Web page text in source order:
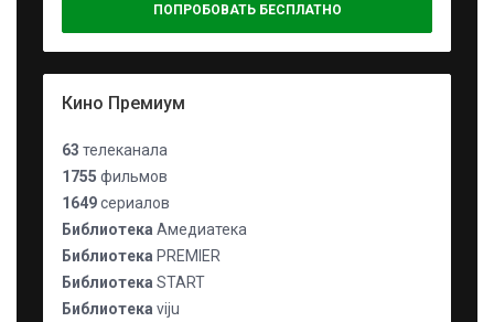
ПОПРОБОВАТЬ БЕСПЛАТНО
Кино Премиум
63 телеканала
1755 фильмов
1649сериалов
Библиотека Амедиатека
Библиотека PREMIER
Библиотека START
Библиотека viju